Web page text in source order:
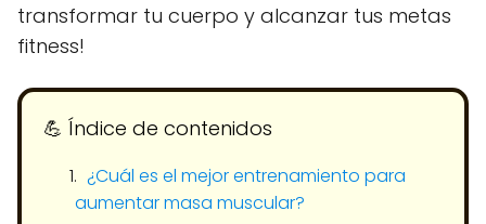
transformar tu cuerpo y alcanzar tus metas
fitness!
💪​ Índice de contenidos
¿Cuál es el mejor entrenamiento para
aumentar masa muscular?